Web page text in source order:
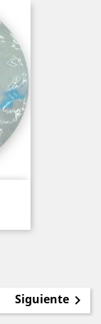
Siguiente 